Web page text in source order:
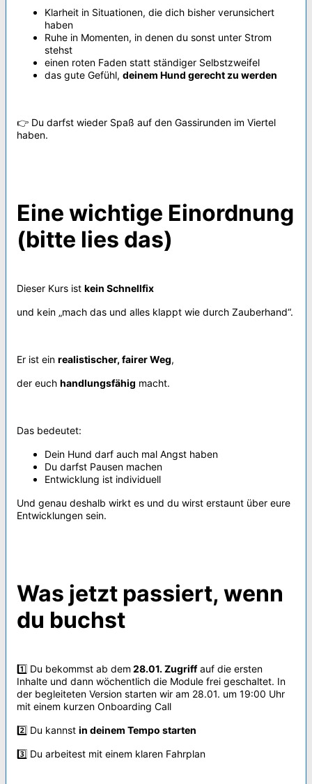
Klarheit in Situationen, die dich bisher verunsichert
haben
Ruhe in Momenten, in denen du sonst unter Strom
stehst
einen roten Faden statt ständiger Selbstzweifel
das gute Gefühl, deinem Hund gerecht zu werden
👉 Du darfst wieder Spaß auf den Gassirunden im Viertel
haben.
Eine wichtige Einordnung
(bitte lies das)
Dieser Kurs ist kein Schnellfix
und kein „mach das und alles klappt wie durch Zauberhand“.
Er ist ein realistischer, fairer Weg,
der euch handlungsfähig macht.
Das bedeutet:
Dein Hund darf auch mal Angst haben
Du darfst Pausen machen
Entwicklung ist individuell
Und genau deshalb wirkt es und du wirst erstaunt über eure
Entwicklungen sein.
Was jetzt passiert, wenn
du buchst
1️⃣ Du bekommst ab dem 28.01.Zugriffauf die ersten
Inhalte und dann wöchentlich die Module frei geschaltet. In
der begleiteten Version starten wir am 28.01. um 19:00 Uhr
mit einem kurzen Onboarding Call
2️⃣ Du kannst in deinem Tempo starten
3️⃣ Du arbeitest mit einem klaren Fahrplan